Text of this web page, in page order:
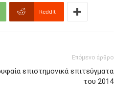
ReddIt
Επόμενο άρθρο
επιστημονικά επιτεύγματα
του 2014